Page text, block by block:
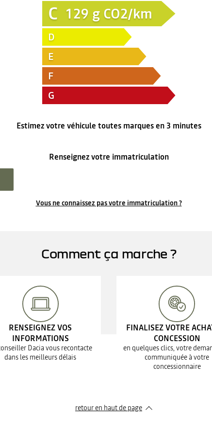
C 129 g CO2/km
D
E
F
G
Estimez votre véhicule toutes marques en 3 minutes
Renseignez votre immatriculation
Vous ne connaissez pas votre immatriculation ?
Comment ça marche ?
RENSEIGNEZ VOS
INFORMATIONS
Dacia vous recontacte
dans les meilleurs délais
FINALISEZ VOTRE
CONCESSION
en quelques clics, votre
communiquée à votre
concessionnaire
retour en haut de page​